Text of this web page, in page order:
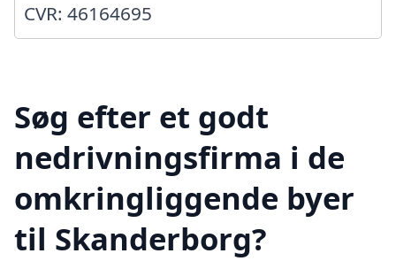
CVR: 46164695
Søg efter et godt
nedrivningsfirma i de
omkringliggende byer
til Skanderborg?